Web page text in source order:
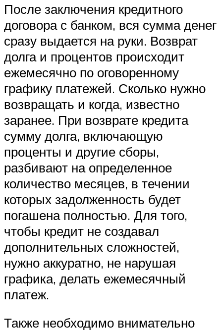
После заключения кредитного
договора с банком, вся сумма денег
сразу выдается на руки. Возврат
долга и процентов происходит
ежемесячно по оговоренному
графику платежей. Сколько нужно
возвращать и когда, известно
заранее. При возврате кредита
сумму долга, включающую
проценты и другие сборы,
разбивают на определенное
количество месяцев, в течении
которых задолженность будет
погашена полностью. Для того,
чтобы кредит не создавал
дополнительных сложностей,
нужно аккуратно, не нарушая
графика, делать ежемесячный
платеж.
Также необходимо внимательно